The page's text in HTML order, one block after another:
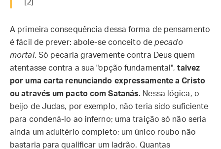
[2]
A primeira consequência dessa forma de pensamento
é fácil de prever: abole-se conceito depecado
mortal. Só pecaria gravemente contra Deus quem
atentasse contra a sua "opção fundamental",talvez
por uma carta renunciando expressamente a Cristo
ou através um pacto com Satanás. Nessa lógica, o
beijo de Judas, por exemplo, não teria sido suficiente
para condená-lo ao inferno; uma traição só não seria
ainda um adultério completo; um único roubo não
bastaria para qualificar um ladrão. Quantas